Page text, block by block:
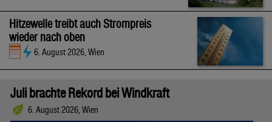
Hitzewelle treibt auch Strompreis
wieder nach oben
6. August 2026, Wien
Juli brachte Rekord bei Windkraft
6. August 2026, Wien